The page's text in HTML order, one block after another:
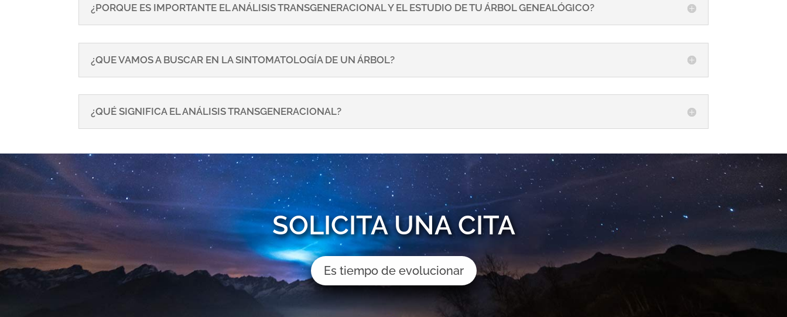
¿PORQUE ES IMPORTANTE EL ANÁLISIS TRANSGENERACIONAL Y EL ESTUDIO DE TU ÁRBOL GENEALÓGICO?
¿QUE VAMOS A BUSCAR EN LA SINTOMATOLOGÍA DE UN ÁRBOL?
¿QUÉ SIGNIFICA EL ANÁLISIS TRANSGENERACIONAL?
SOLICITA UNA CITA
Es tiempo de evolucionar